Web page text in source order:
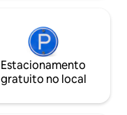
Estacionamento
gratuito no local